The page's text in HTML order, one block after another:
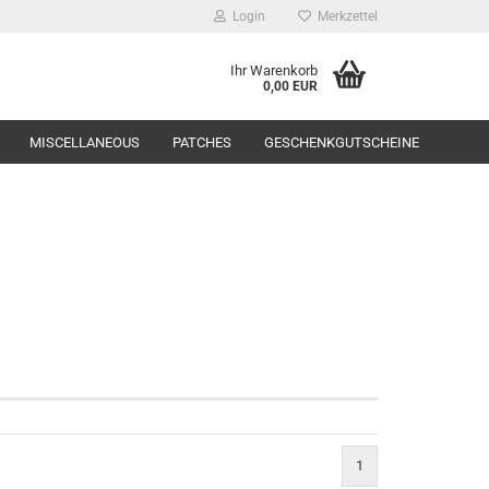
Login Merkzettel
Ihr Warenkorb
0,00 EUR
MISCELLANEOUS PATCHES GESCHENKGUTSCHEINE
1